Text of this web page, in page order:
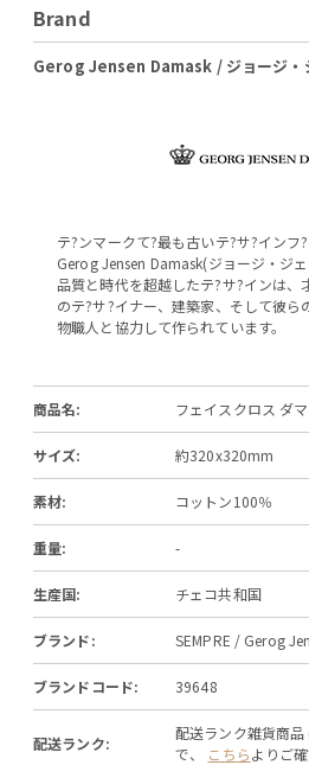
Brand
Gerog Jensen Damask / ジョージ・
テ?ンマークて?最も古いテ?サ?インフ
Gerog Jensen Damask(ジョージ・ジ
品質と時代を超越したテ?サ?インは、
のテ?サ?イナー、建築家、そして彼ら
物職人と協力して作られています。
商品名: フェイスクロス ダ
サイズ: 約320x320mm
素材: コットン100％
重量: -
生産国: チェコ共和国
ブランド: SEMPRE / Gerog
ブランドコード: 39648
配送ランク:
配送ランク雑貨商
で、 こちらよりご